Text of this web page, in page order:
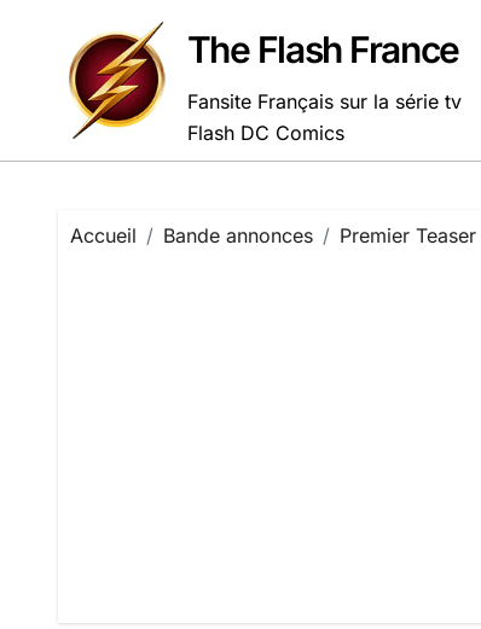
contenu
The Flash France
Fansite Français sur la série tv
Flash DC Comics
Accueil Bande annonces Premier